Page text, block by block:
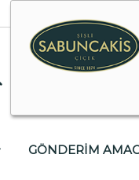
GÖNDERİM